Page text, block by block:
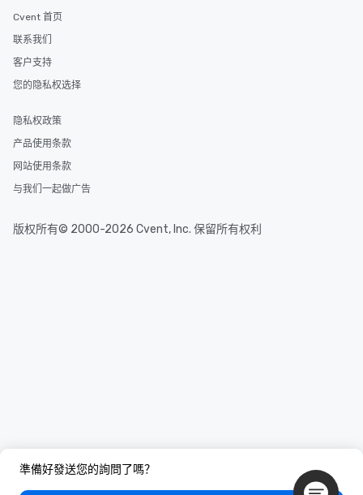
準備好發送您的詢問了嗎？
Cvent 首页
联系我们
客户支持
您的隐私权选择
隐私权政策
产品使用条款
网站使用条款
与我们一起做广告
版权所有© 2000-2026 Cvent, Inc. 保留所有权利